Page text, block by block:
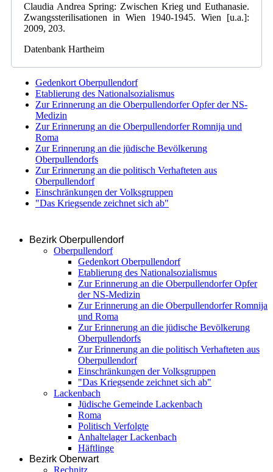
Claudia Andrea Spring: Zwischen Krieg und Euthanasie.
Zwangssterilisationen in Wien 1940-1945. Wien [u.a.]:
2009, 203.
Datenbank Hartheim
Gedenkort Oberpullendorf
Etablierung des Nationalsozialismus
Zur Erinnerung an die Oberpullendorfer Opfer der NS-
Medizin
Zur Erinnerung an die Oberpullendorfer Romnija und
Roma
Zur Erinnerung an die jüdische Bevölkerung
Oberpullendorfs
Zur Erinnerung an die politisch Verhafteten aus
Oberpullendorf
Einschränkungen der Volksgruppen
"Das Kriegsende zeichnet sich ab"
Bezirk Oberpullendorf
Oberpullendorf
Gedenkort Oberpullendorf
Etablierung des Nationalsozialismus
Zur Erinnerung an die Oberpullendorfer Opfer
der NS-Medizin
Zur Erinnerung an die Oberpullendorfer Romnija
und Roma
Zur Erinnerung an die jüdische Bevölkerung
Oberpullendorfs
Zur Erinnerung an die politisch Verhafteten aus
Oberpullendorf
Einschränkungen der Volksgruppen
"Das Kriegsende zeichnet sich ab"
Lackenbach
Jüdische Gemeinde Lackenbach
Roma
Politisch Verfolgte
Anhaltelager Lackenbach
Häftlinge
Bezirk Oberwart